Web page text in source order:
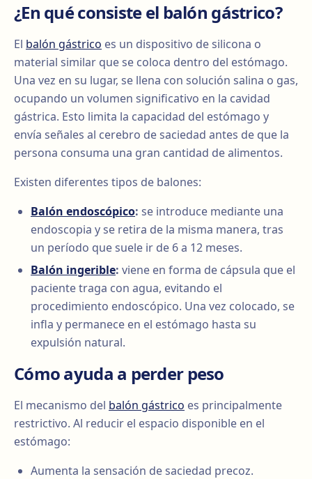
¿En qué consiste el balón gástrico?
El balón gástrico es un dispositivo de silicona o
material similar que se coloca dentro del estómago.
Una vez en su lugar, se llena con solución salina o gas,
ocupando un volumen significativo en la cavidad
gástrica. Esto limita la capacidad del estómago y
envía señales al cerebro de saciedad antes de que la
persona consuma una gran cantidad de alimentos.
Existen diferentes tipos de balones:
Balón endoscópico: se introduce mediante una
endoscopia y se retira de la misma manera, tras
un período que suele ir de 6 a 12 meses.
Balón ingerible: viene en forma de cápsula que el
paciente traga con agua, evitando el
procedimiento endoscópico. Una vez colocado, se
infla y permanece en el estómago hasta su
expulsión natural.
Cómo ayuda a perder peso
El mecanismo del balón gástrico es principalmente
restrictivo. Al reducir el espacio disponible en el
estómago:
Aumenta la sensación de saciedad precoz.